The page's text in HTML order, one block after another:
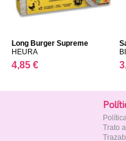
Long Burger Supreme
HEURA
4,85 €
Trato